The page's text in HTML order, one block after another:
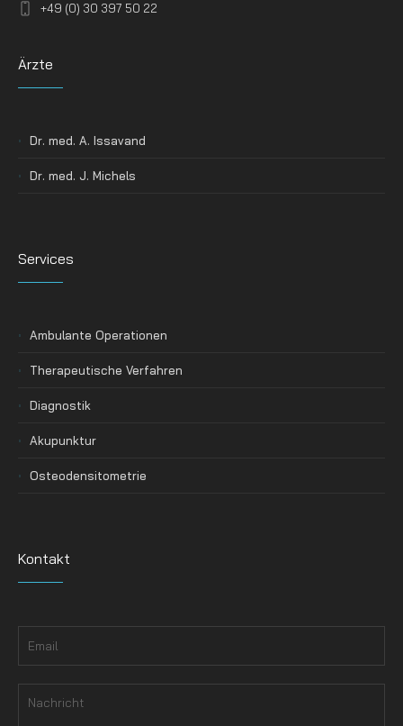
+49 (0) 30 397 50 22
Ärzte
Dr. med. A. Issavand
Dr. med. J. Michels
Services
Ambulante Operationen
Therapeutische Verfahren
Diagnostik
Akupunktur
Osteodensitometrie
Kontakt